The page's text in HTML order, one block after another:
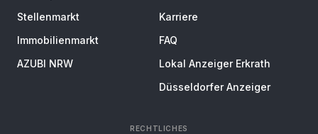
Stellenmarkt
Immobilienmarkt
AZUBI NRW
Karriere
FAQ
Lokal Anzeiger Erkrath
Düsseldorfer Anzeiger
RECHTLICHES